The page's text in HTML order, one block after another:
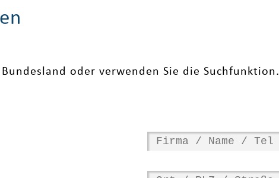
oder verwenden Sie die Suchfunktion.